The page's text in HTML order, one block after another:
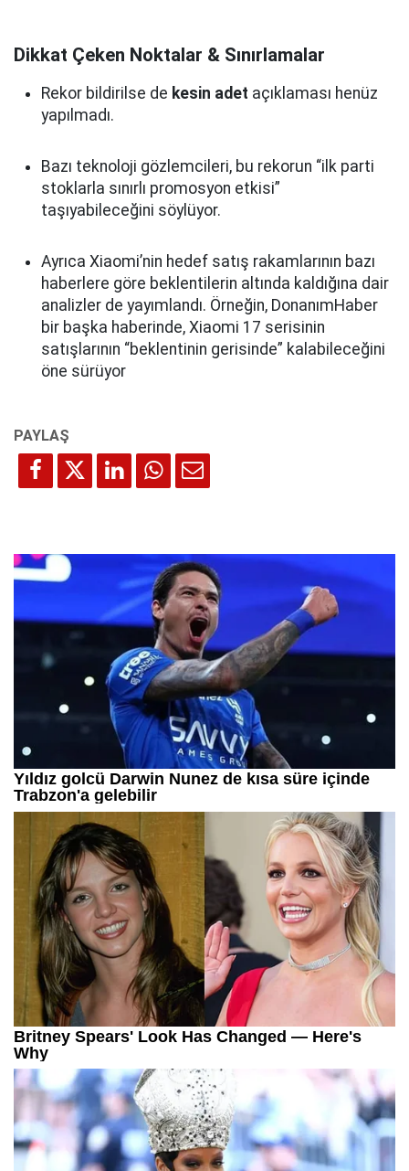
Dikkat Çeken Noktalar & Sınırlamalar
Rekor bildirilse de kesin adet açıklaması henüz
yapılmadı.
Bazı teknoloji gözlemcileri, bu rekorun “ilk parti
stoklarla sınırlı promosyon etkisi”
taşıyabileceğini söylüyor.
Ayrıca Xiaomi’nin hedef satış rakamlarının bazı
haberlere göre beklentilerin altında kaldığına dair
analizler de yayımlandı. Örneğin, DonanımHaber
bir başka haberinde, Xiaomi 17 serisinin
satışlarının “beklentinin gerisinde” kalabileceğini
öne sürüyor